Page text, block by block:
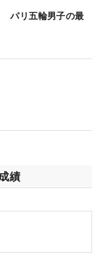
のコースばかり
しないといけな
いんです…」と
ものを食べに行
パリ五輪男子の最
績